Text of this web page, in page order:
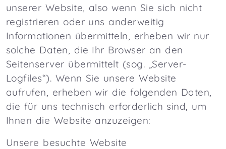
unserer Website, also wenn Sie sich nicht
registrieren oder uns anderweitig
Informationen übermitteln, erheben wir nur
solche Daten, die Ihr Browser an den
Seitenserver übermittelt (sog. „Server-
Logfiles“). Wenn Sie unsere Website
aufrufen, erheben wir die folgenden Daten,
die für uns technisch erforderlich sind, um
Ihnen die Website anzuzeigen:
Unsere besuchte Website